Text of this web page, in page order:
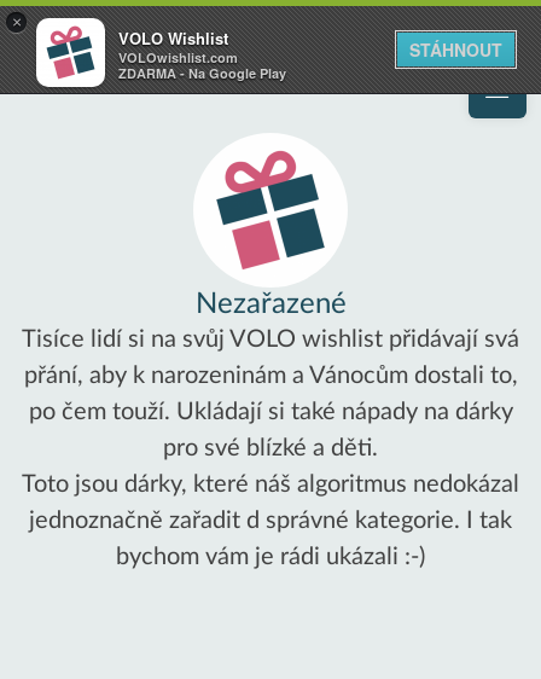
VOLO
Váš online wishlist
×
VOLO Wishlist
VOLOwishlist.com
ZDARMA - Na Google Play
STÁHNOUT
Nezařazené
Tisíce lidí si na svůj VOLO wishlist přidávají svá
přání, aby k narozeninám a Vánocům dostali to,
po čem touží. Ukládají si také nápady na dárky
pro své blízké a děti.
Toto jsou dárky, které náš algoritmus nedokázal
jednoznačně zařadit d správné kategorie. I tak
bychom vám je rádi ukázali :-)